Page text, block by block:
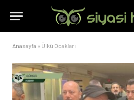
Anasayfa » Ülkü Ocakları